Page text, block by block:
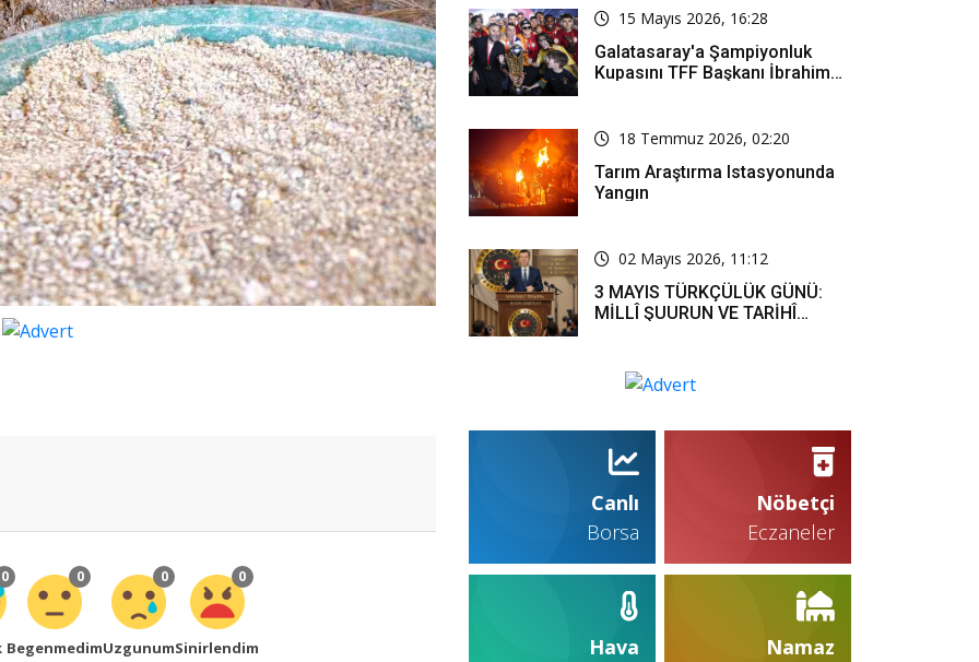
0 0
Begenmedim
0
Uzgunum
0
Sinirlendim
Zaman Yayınlanacak?
15 Mayıs 2026, 16:28
Galatasaray'a Şampiyonluk
Kupasını TFF Başkanı İbrahim
18 Temmuz 2026, 02:20
Tarım Araştırma Istasyonunda
Yangın
02 Mayıs 2026, 11:12
3 MAYIS TÜRKÇÜLÜK GÜNÜ:
MİLLÎ ŞUURUN VE TARİHÎ
Canlı
Borsa
Nöbetçi
Eczaneler
Hava
Namaz